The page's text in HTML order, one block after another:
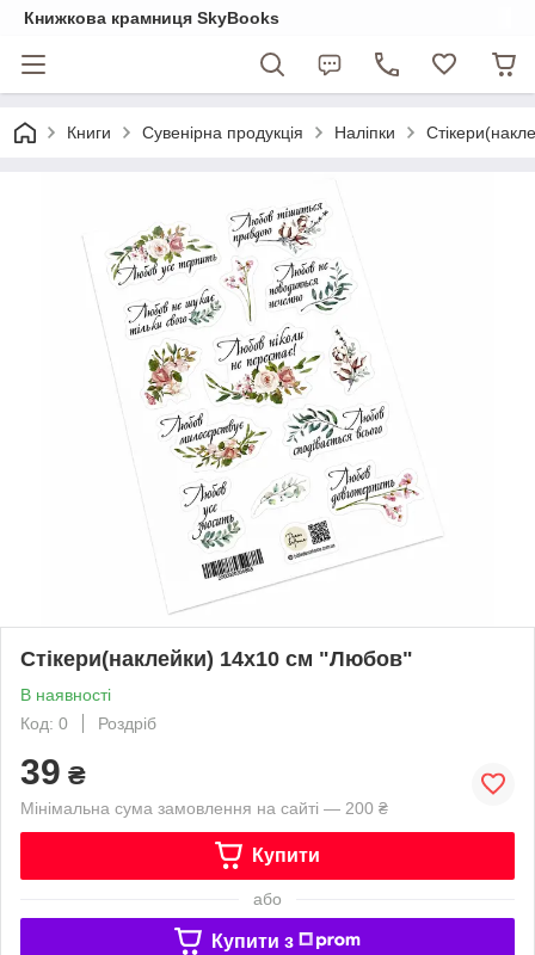
Книжкова крамниця SkyBooks
Книги Сувенірна продукція Наліпки
Стікери(наклейки) 14х10 см "Любов"
В наявності
Код: 0
Роздріб
39 ₴
Мінімальна сума замовлення на сайті — 200 ₴
Купити
або
Купити з